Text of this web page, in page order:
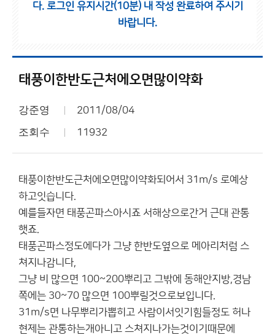
다. 로그인 유지시간(10분) 내 작성 완료하여 주시기
바랍니다.
태풍이한반도근처에오면많이약화
강준영 2011/08/04
조회수 11932
태풍이한반도근처에오면많이약화되어서 31m/s 로예상
하고잇습니다.
예를들자면 태풍곤파스아시죠 서해상으로간거 근대 관통
햇죠.
태풍곤파스정도에다가 그냥 한반도옆으로 메아리처럼 스
쳐지나감니다,
그냥 비 많으면 100~200뿌리고 그밖에 동해안지방,경남
쪽에는 30~70 많으면 100뿌릴것으로보입니다.
31m/s면 나무뿌리가뽑히고 사람이서잇기힘들정도 허나
현제는 관통하는개아니고 스쳐지나가는것이기때문에